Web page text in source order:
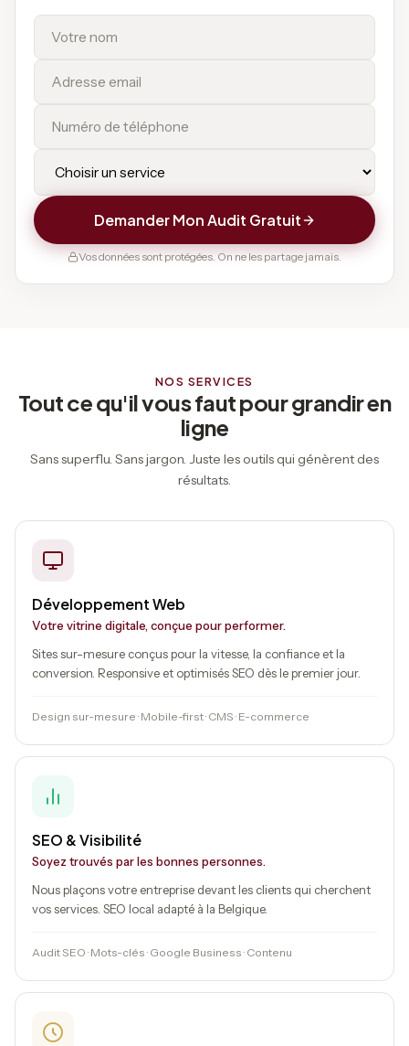
Demander Mon Audit Gratuit
Vos données sont protégées. On ne les partage jamais.
NOS SERVICES
Tout ce qu'il vous faut pour grandir en
ligne
Sans superflu. Sans jargon. Juste les outils qui génèrent des
résultats.
Développement Web
Votre vitrine digitale, conçue pour performer.
Sites sur-mesure conçus pour la vitesse, la confiance et la
conversion. Responsive et optimisés SEO dès le premier jour.
Design sur-mesure · Mobile-first · CMS · E-commerce
SEO & Visibilité
Soyez trouvés par les bonnes personnes.
Nous plaçons votre entreprise devant les clients qui cherchent
vos services. SEO local adapté à la Belgique.
Audit SEO · Mots-clés · Google Business · Contenu